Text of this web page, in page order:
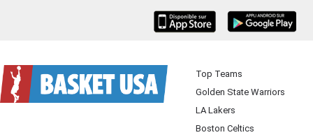
Top Teams
Golden State Warriors
LA Lakers
Boston Celtics